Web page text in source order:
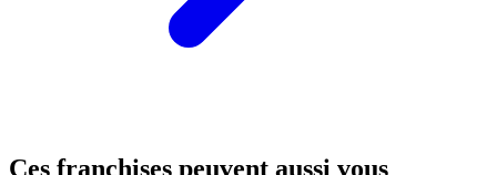
Ces franchises peuvent aussi vous